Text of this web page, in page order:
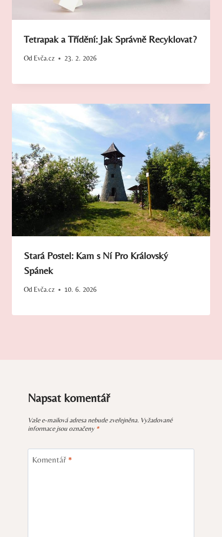
Tetrapak a Třídění: Jak Správně Recyklovat?
Od Evča.cz 23. 2. 2026
Stará Postel: Kam s Ní Pro Královský
Spánek
Od Evča.cz 10. 6. 2026
Napsat komentář
Vaše e-mailová adresa nebude zveřejněna. Vyžadované
informace jsou označeny *
Komentář *